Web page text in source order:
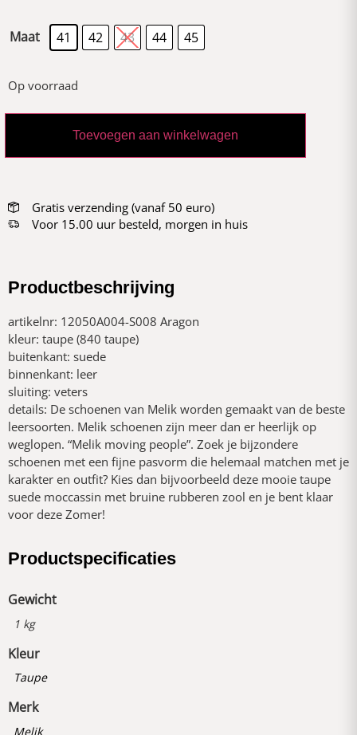
Maat 41 42 43 44 45
Op voorraad
Toevoegen aan winkelwagen
Gratis verzending (vanaf 50 euro)
Voor 15.00 uur besteld, morgen in huis
Productbeschrijving
artikelnr: 12050A004-S008 Aragon
kleur: taupe (840 taupe)
buitenkant: suede
binnenkant: leer
sluiting: veters
details: De schoenen van Melik worden gemaakt van de beste
leersoorten. Melik schoenen zijn meer dan er heerlijk op
weglopen. “Melik moving people”. Zoek je bijzondere
schoenen met een fijne pasvorm die helemaal matchen met je
karakter en outfit? Kies dan bijvoorbeeld deze mooie taupe
suede moccassin met bruine rubberen zool en je bent klaar
voor deze Zomer!
Productspecificaties
Gewicht
1 kg
Kleur
Taupe
Merk
Melik